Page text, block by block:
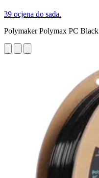
39 ocjena do sada.
Polymaker Polymax PC Black